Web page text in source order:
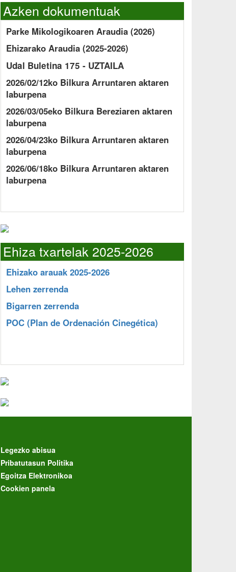
Azken dokumentuak
Parke Mikologikoaren Araudia (2026)
Ehizarako Araudia (2025-2026)
Udal Buletina 175 - UZTAILA
2026/02/12ko Bilkura Arruntaren aktaren
laburpena
2026/03/05eko Bilkura Bereziaren aktaren
laburpena
2026/04/23ko Bilkura Arruntaren aktaren
laburpena
2026/06/18ko Bilkura Arruntaren aktaren
laburpena
Ehiza txartelak 2025-2026
Ehizako arauak 2025-2026
Lehen zerrenda
Bigarren zerrenda
POC (Plan de Ordenación Cinegética)
Legezko abisua
Pribatutasun Politika
Egoitza Elektronikoa
Cookien panela